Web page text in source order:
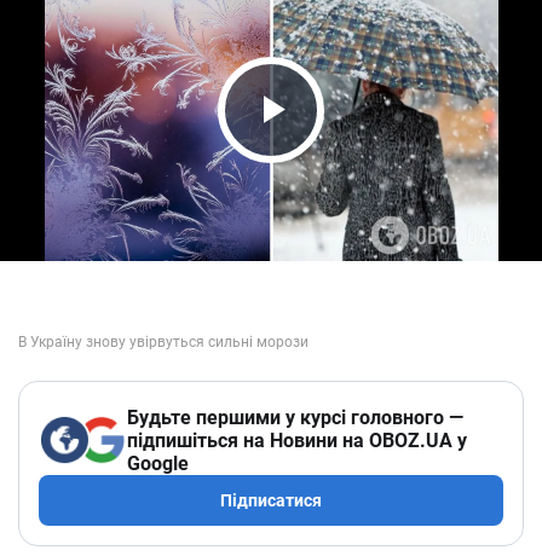
Play Video
Будьте першими у курсі головного —
підпишіться на Новини на OBOZ.UA у
Google
Підписатися